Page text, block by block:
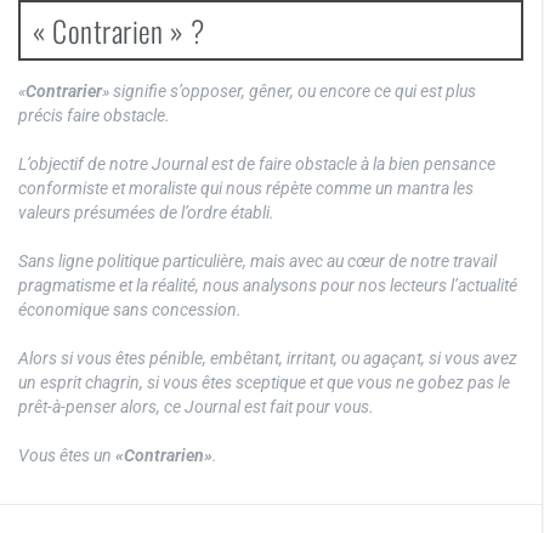
« Contrarien » ?
«Contrarier» signifie s’opposer, gêner, ou encore ce qui est plus
précis faire obstacle.
L’objectif de notre Journal est de faire obstacle à la bien pensance
conformiste et moraliste qui nous répète comme un mantra les
valeurs présumées de l’ordre établi.
Sans ligne politique particulière, mais avec au cœur de notre travail
pragmatisme et la réalité, nous analysons pour nos lecteurs l’actualité
économique sans concession.
Alors si vous êtes pénible, embêtant, irritant, ou agaçant, si vous avez
un esprit chagrin, si vous êtes sceptique et que vous ne gobez pas le
prêt-à-penser alors, ce Journal est fait pour vous.
Vous êtes un «Contrarien».